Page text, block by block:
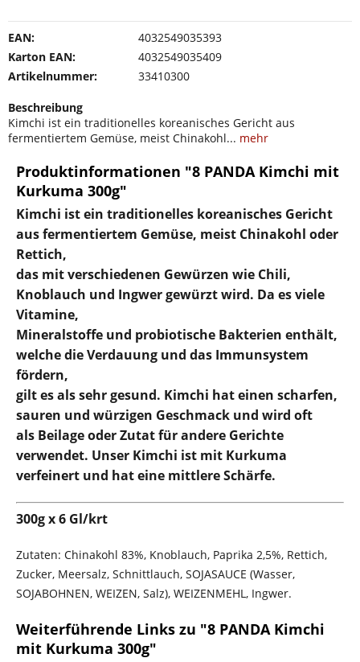
EAN:
4032549035393
Karton EAN:
4032549035409
Artikelnummer:
33410300
Beschreibung
Kimchi ist ein traditionelles koreanisches Gericht aus
fermentiertem Gemüse, meist Chinakohl... mehr
Produktinformationen "8 PANDA Kimchi mit
Kurkuma 300g"
Kimchi ist ein traditionelles koreanisches Gericht
aus fermentiertem Gemüse, meist Chinakohl oder
Rettich,
das mit verschiedenen Gewürzen wie Chili,
Knoblauch und Ingwer gewürzt wird. Da es viele
Vitamine,
Mineralstoffe und probiotische Bakterien enthält,
welche die Verdauung und das Immunsystem
fördern,
gilt es als sehr gesund. Kimchi hat einen scharfen,
sauren und würzigen Geschmack und wird oft
als Beilage oder Zutat für andere Gerichte
verwendet. Unser Kimchi ist mit Kurkuma
verfeinert und hat eine mittlere Schärfe.
300g x 6 Gl/krt
Zutaten: Chinakohl 83%, Knoblauch, Paprika 2,5%, Rettich,
Zucker, Meersalz, Schnittlauch, SOJASAUCE (Wasser,
SOJABOHNEN, WEIZEN, Salz), WEIZENMEHL, Ingwer.
Weiterführende Links zu "8 PANDA Kimchi
mit Kurkuma 300g"